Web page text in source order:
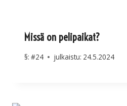
Missä on pelipaikat?
§: #24 julkaistu: 24.5.2024